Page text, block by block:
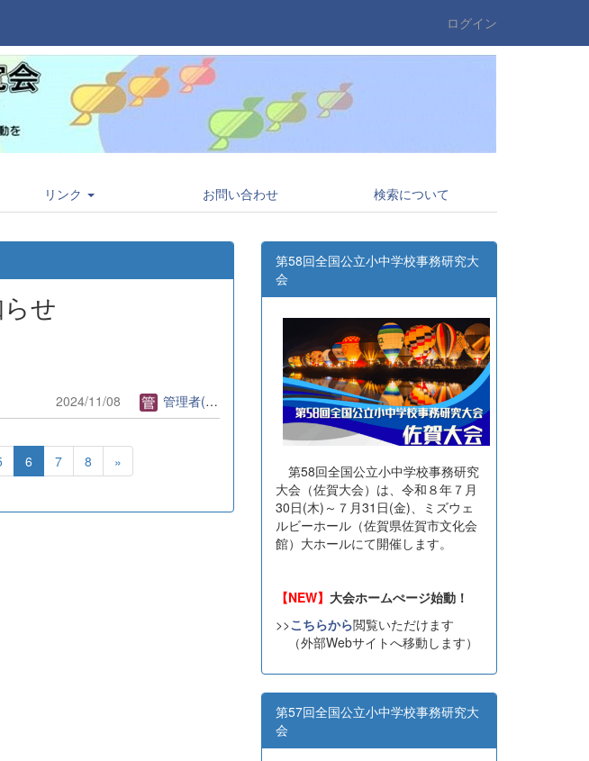
ログイン
リンク お問い合わせ 検索について
せ
2024/11/08 管理者(全事研)
6 7 8 »
第58回全国公立小中学校事務研究大
会
第58回全国公立小中学校事務研究
大会（佐賀大会）は、令和８年７月
30日(木)～７月31日(金)、ミズウェ
ルビーホール（佐賀県佐賀市文化会
館）大ホールにて開催します。
【NEW】 大会ホームぺージ始動！
>>こちらから閲覧いただけます
（外部Webサイトへ移動します）
第57回全国公立小中学校事務研究大
会